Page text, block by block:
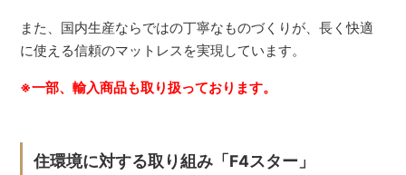
また、国内生産ならではの丁寧なものづくりが、長く快適
に使える信頼のマットレスを実現しています。
※一部、輸入商品も取り扱っております。
住環境に対する取り組み「F4スター」